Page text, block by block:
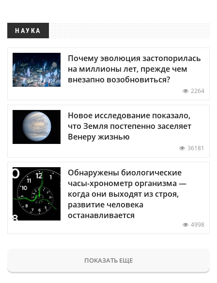
НАУКА
Почему эволюция застопорилась
на миллионы лет, прежде чем
внезапно возобновиться?
2264
Новое исследование показало,
что Земля постепенно заселяет
Венеру жизнью
36181
Обнаружены биологические
часы-хронометр организма —
когда они выходят из строя,
развитие человека
останавливается
4998
ПОКАЗАТЬ ЕЩЕ